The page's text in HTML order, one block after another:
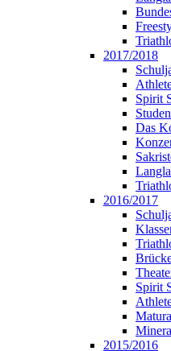
2017/2018
Spirit
Das
2016/2017
Spirit
2015/2016